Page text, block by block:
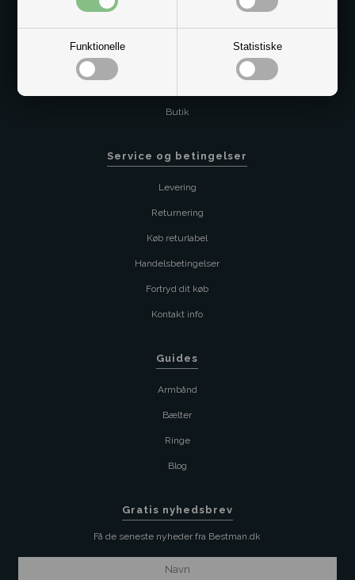
Funktionelle Statistiske
Kundeservice@bestman.dk
Butik
Service og betingelser
Levering
Returnering
Køb returlabel
Handelsbetingelser
Fortryd dit køb
Kontakt info
Guides
Armbånd
Bælter
Ringe
Blog
Gratis nyhedsbrev
Få de seneste nyheder fra Bestman.dk